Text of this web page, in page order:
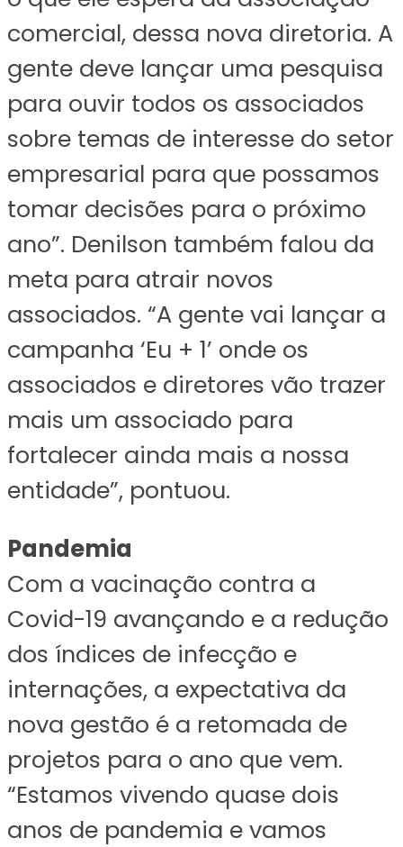
comercial, dessa nova diretoria. A
gente deve lançar uma pesquisa
para ouvir todos os associados
sobre temas de interesse do setor
empresarial para que possamos
tomar decisões para o próximo
ano”. Denilson também falou da
meta para atrair novos
associados. “A gente vai lançar a
campanha ‘Eu + 1’ onde os
associados e diretores vão trazer
mais um associado para
fortalecer ainda mais a nossa
entidade”, pontuou.
Pandemia
Com a vacinação contra a
Covid-19 avançando e a redução
dos índices de infecção e
internações, a expectativa da
nova gestão é a retomada de
projetos para o ano que vem.
“Estamos vivendo quase dois
anos de pandemia e vamos